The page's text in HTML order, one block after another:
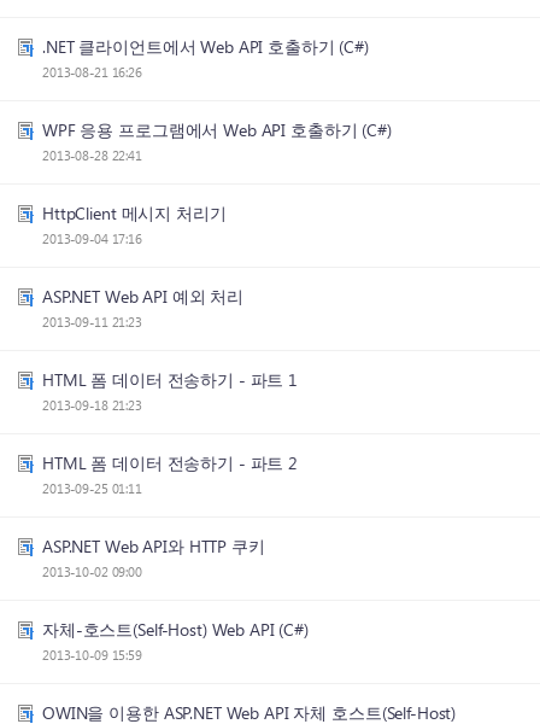
.NET 클라이언트에서 Web API 호출하기 (C#)
2013-08-21 16:26
WPF 응용 프로그램에서 Web API 호출하기 (C#)
2013-08-28 22:41
HttpClient 메시지 처리기
2013-09-04 17:16
ASP.NET Web API 예외 처리
2013-09-11 21:23
HTML 폼 데이터 전송하기 - 파트 1
2013-09-18 21:23
HTML 폼 데이터 전송하기 - 파트 2
2013-09-25 01:11
ASP.NET Web API와 HTTP 쿠키
2013-10-02 09:00
자체-호스트(Self-Host) Web API (C#)
2013-10-09 15:59
OWIN을 이용한 ASP.NET Web API 자체 호스트(Self-Host)